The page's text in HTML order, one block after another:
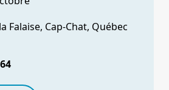
Falaise, Cap-Chat, Québec